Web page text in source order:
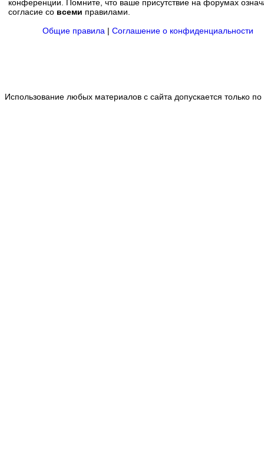
конференции. Помните, что ваше присутствие на форумах
согласие со всеми правилами.
Общие правила | Соглашение о конфиденциальности
Использование любых материалов с сайта допускается только